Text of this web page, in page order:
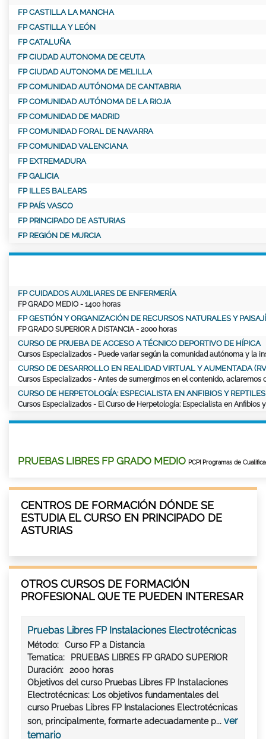
FP CASTILLA LA MANCHA
FP CASTILLA Y LEÓN
FP CATALUÑA
FP CIUDAD AUTONOMA DE CEUTA
FP CIUDAD AUTONOMA DE MELILLA
FP COMUNIDAD AUTÓNOMA DE CANTABRIA
FP COMUNIDAD AUTÓNOMA DE LA RIOJA
FP COMUNIDAD DE MADRID
FP COMUNIDAD FORAL DE NAVARRA
FP COMUNIDAD VALENCIANA
FP EXTREMADURA
FP GALICIA
FP ILLES BALEARS
FP PAÍS VASCO
FP PRINCIPADO DE ASTURIAS
FP REGIÓN DE MURCIA
FP CUIDADOS AUXILIARES DE ENFERMERÍA
FP GRADO MEDIO - 1400 horas
FP GESTIÓN Y ORGANIZACIÓN DE RECURSOS NATURALES Y
FP GRADO SUPERIOR A DISTANCIA - 2000 horas
CURSO DE PRUEBA DE ACCESO A TÉCNICO DEPORTIVO DE HÍPICA
Cursos Especializados - Puede variar según la comunidad autónoma y la
CURSO DE DESARROLLO EN REALIDAD VIRTUAL Y AUMENTADA
Cursos Especializados - Antes de sumergirnos en el contenido,
CURSO DE HERPETOLOGÍA: ESPECIALISTA EN ANFIBIOS Y REPTILES
Cursos Especializados - El Curso de Herpetología: Especialista en Anfibios
PRUEBAS LIBRES FP GRADO MEDIO PCPI Programas de
CENTROS DE FORMACIÓN DÓNDE SE
ESTUDIA EL CURSO EN PRINCIPADO DE
ASTURIAS
OTROS CURSOS DE FORMACIÓN
PROFESIONAL QUE TE PUEDEN INTERESAR
Pruebas Libres FP Instalaciones Electrotécnicas
Método:
Curso FP a Distancia
Tematica:
PRUEBAS LIBRES FP GRADO SUPERIOR
Duración:
2000 horas
Objetivos del curso Pruebas Libres FP Instalaciones
Electrotécnicas: Los objetivos fundamentales del
curso Pruebas Libres FP Instalaciones Electrotécnicas
son, principalmente, formarte adecuadamente p... ver
temario